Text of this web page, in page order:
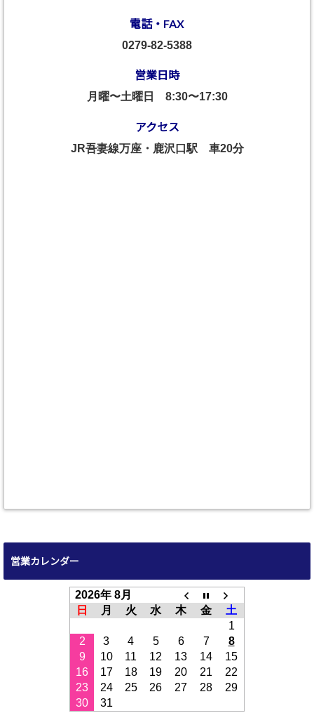
電話・FAX
0279-82-5388
営業日時
月曜〜土曜日 8:30〜17:30
アクセス
JR吾妻線万座・鹿沢口駅 車20分
営業カレンダー
2026年 8月
日
月 火 水 木 金
土
1
2
3 4 5 6 7
8
9
10 11 12 13 14
15
16
17 18 19 20 21
22
23
24 25 26 27 28
29
30
31